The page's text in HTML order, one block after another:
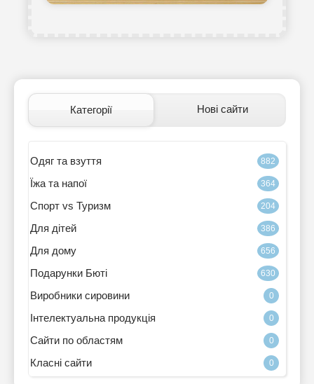
Категорії Нові сайти
Одяг та взуття 882
Їжа та напої 364
Спорт vs Туризм 204
Для дітей 386
Для дому 656
Подарунки Бюті 630
Виробники сировини 0
Інтелектуальна продукція 0
Сайти по областям 0
Класні сайти 0